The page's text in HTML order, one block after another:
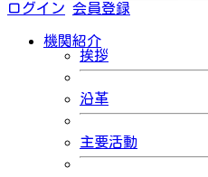
ログイン 会員登録
機関紹介
挨拶
沿革
主要活動